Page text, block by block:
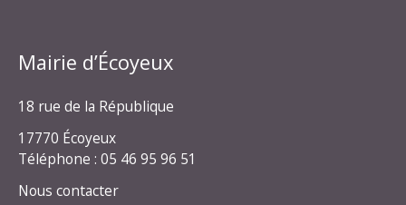
Mairie d’Écoyeux
18 rue de la République
17770 Écoyeux
Téléphone : 05 46 95 96 51
Nous contacter